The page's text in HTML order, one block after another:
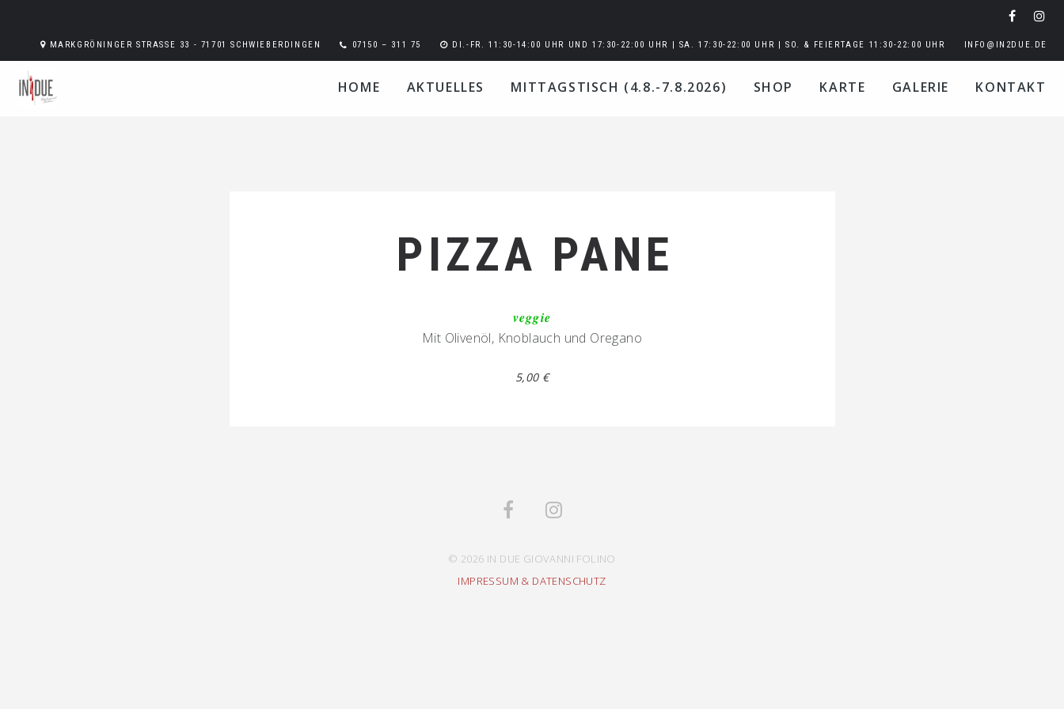
MARKGRÖNINGER STRASSE 33 - 71701 SCHWIEBERDINGEN 07150 – 311 75 DI.-FR. 11:30-14:00 UHR UND 17:30-22:00 UHR | SA. 17:30-22:00 UHR | SO. & FEIERTAGE 11:30-22:00 UHR INFO@IN2DUE.DE
HOME AKTUELLES MITTAGSTISCH (4.8.-7.8.2026) SHOP KARTE GALERIE KONTAKT
PIZZA PANE
veggie
Mit Olivenöl, Knoblauch und Oregano
5,00 €
© 2026 IN DUE GIOVANNI FOLINO
IMPRESSUM & DATENSCHUTZ